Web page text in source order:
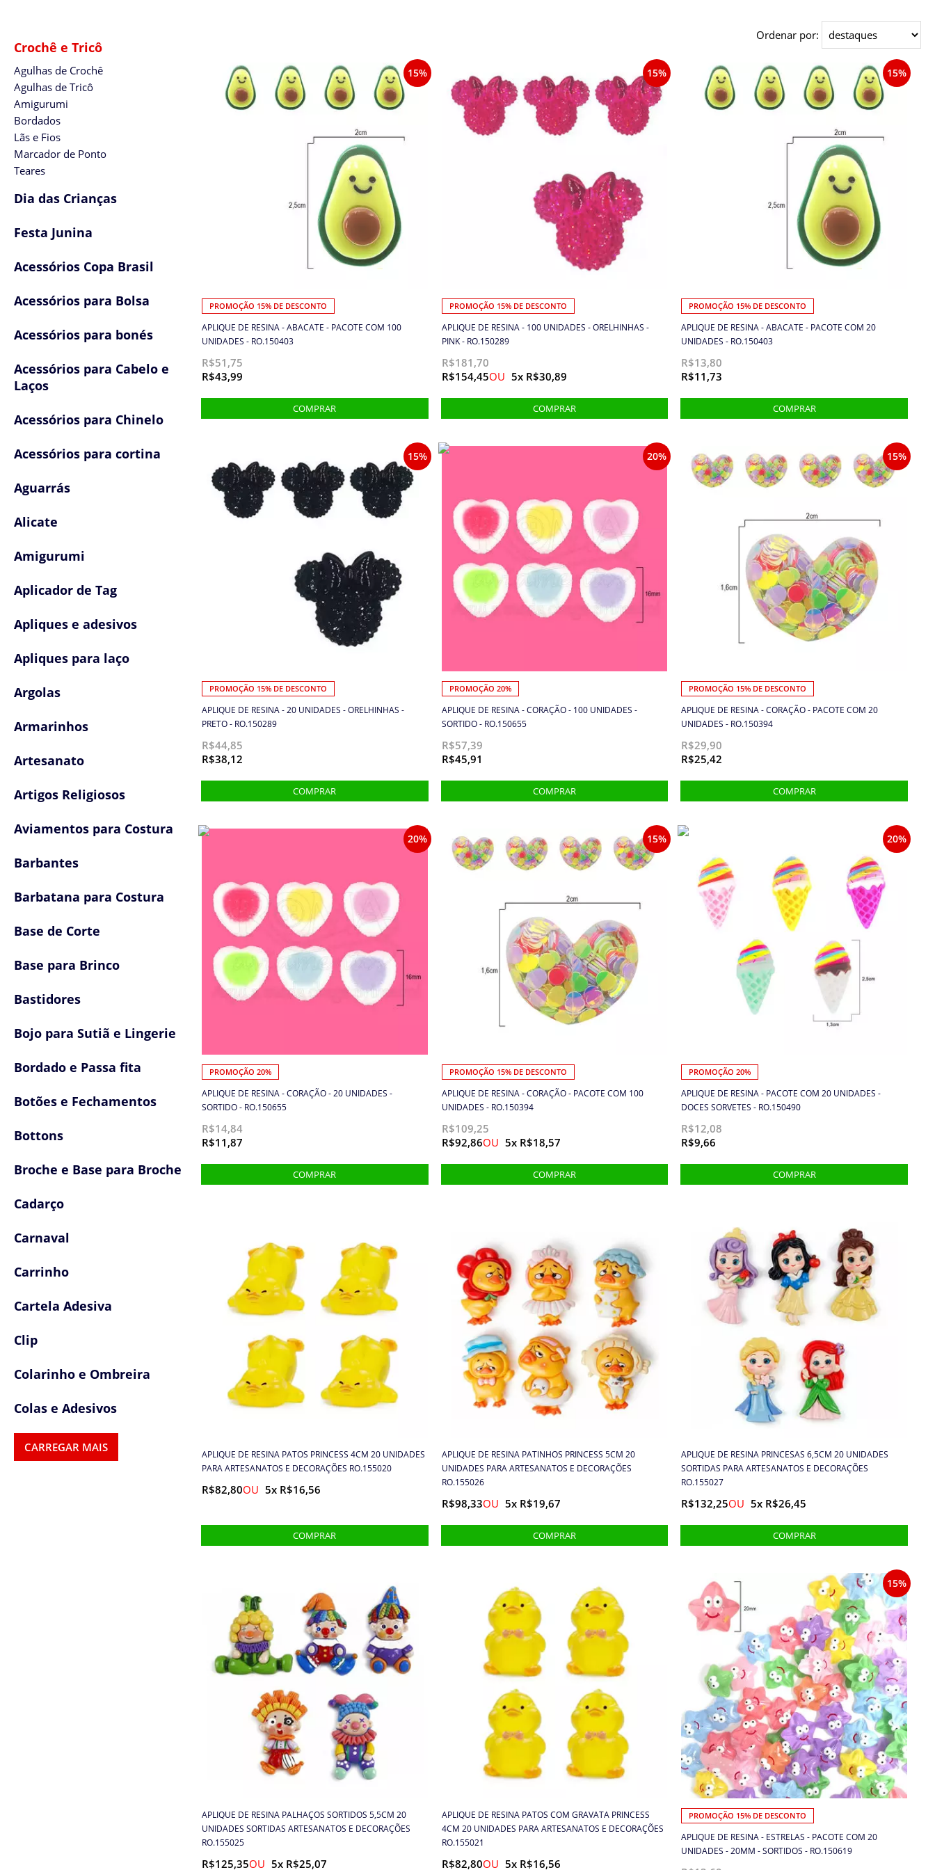
Crochê e Tricô
Agulhas de Crochê
Agulhas de Tricô
Amigurumi
Bordados
Lãs e Fios
Marcador de Ponto
Teares
Dia das Crianças
Festa Junina
Acessórios Copa Brasil
Acessórios para Bolsa
Acessórios para bonés
Acessórios para Cabelo e
Laços
Acessórios para Chinelo
Acessórios para cortina
Aguarrás
Alicate
Amigurumi
Aplicador de Tag
Apliques e adesivos
Apliques para laço
Argolas
Armarinhos
Artesanato
Artigos Religiosos
Aviamentos para Costura
Barbantes
Barbatana para Costura
Base de Corte
Base para Brinco
Bastidores
Bojo para Sutiã e Lingerie
Bordado e Passa fita
Botões e Fechamentos
Bottons
Broche e Base para Broche
Cadarço
Carnaval
Carrinho
Cartela Adesiva
Clip
Colarinho e Ombreira
Colas e Adesivos
Colchetes
CARREGAR MAIS
Ordenar por:
PROMOÇÃO 15% DE DESCONTO
APLIQUE DE RESINA - ABACATE - PACOTE COM 100
UNIDADES - RO.150403
R$51,75
R$43,99
15%
PROMOÇÃO 15% DE DESCONTO
APLIQUE DE RESINA - 100 UNIDADES - ORELHINHAS -
PINK - RO.150289
R$181,70
R$154,45
5x R$30,89
15%
PROMOÇÃO 15% DE DESCONTO
APLIQUE DE RESINA - ABACATE - PACOTE COM 20
UNIDADES - RO.150403
R$13,80
R$11,73
15%
PROMOÇÃO 15% DE DESCONTO
APLIQUE DE RESINA - 20 UNIDADES - ORELHINHAS -
PRETO - RO.150289
R$44,85
R$38,12
15%
PROMOÇÃO 20%
APLIQUE DE RESINA - CORAÇÃO - 100 UNIDADES -
SORTIDO - RO.150655
R$57,39
R$45,91
20%
PROMOÇÃO 15% DE DESCONTO
APLIQUE DE RESINA - CORAÇÃO - PACOTE COM 20
UNIDADES - RO.150394
R$29,90
R$25,42
15%
PROMOÇÃO 20%
APLIQUE DE RESINA - CORAÇÃO - 20 UNIDADES -
SORTIDO - RO.150655
R$14,84
R$11,87
20%
PROMOÇÃO 15% DE DESCONTO
APLIQUE DE RESINA - CORAÇÃO - PACOTE COM 100
UNIDADES - RO.150394
R$109,25
R$92,86
5x R$18,57
15%
PROMOÇÃO 20%
APLIQUE DE RESINA - PACOTE COM 20 UNIDADES -
DOCES SORVETES - RO.150490
R$12,08
R$9,66
20%
APLIQUE DE RESINA PATOS PRINCESS 4CM 20 UNIDADES
PARA ARTESANATOS E DECORAÇÕES RO.155020
R$82,80 5x R$16,56
APLIQUE DE RESINA PATINHOS PRINCESS 5CM 20
UNIDADES PARA ARTESANATOS E DECORAÇÕES
RO.155026
R$98,33 5x R$19,67
APLIQUE DE RESINA PRINCESAS 6,5CM 20 UNIDADES
SORTIDAS PARA ARTESANATOS E DECORAÇÕES
RO.155027
R$132,25 5x R$26,45
APLIQUE DE RESINA PALHAÇOS SORTIDOS 5,5CM 20
UNIDADES SORTIDAS ARTESANATOS E DECORAÇÕES
RO.155025
R$125,35 5x R$25,07
APLIQUE DE RESINA PATOS COM GRAVATA PRINCESS
4CM 20 UNIDADES PARA ARTESANATOS E DECORAÇÕES
RO.155021
R$82,80 5x R$16,56
PROMOÇÃO 15% DE DESCONTO
APLIQUE DE RESINA - ESTRELAS - PACOTE COM 20
UNIDADES - 20MM - SORTIDOS - RO.150619
15%